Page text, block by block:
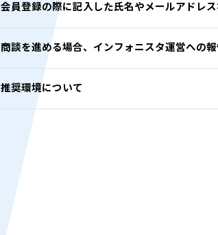
会員登録の際に記入した氏名やメールアドレ
商談を進める場合、インフォニスタ運営への
推奨環境について